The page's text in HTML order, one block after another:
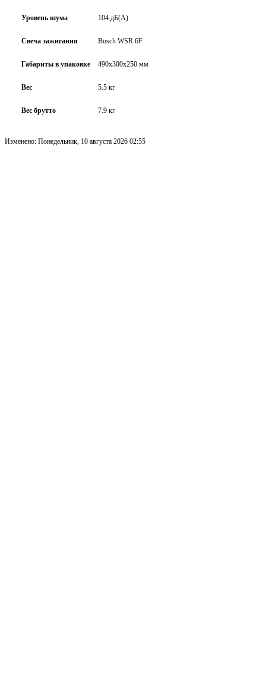
Уровень шума 104 дБ(А)
Свеча зажигания Bosch WSR 6F
Габариты в упаковке 490х300х250 мм
Вес 5.5 кг
Вес брутто 7.9 кг
Изменено: Понедельник, 10 августа 2026 02:55